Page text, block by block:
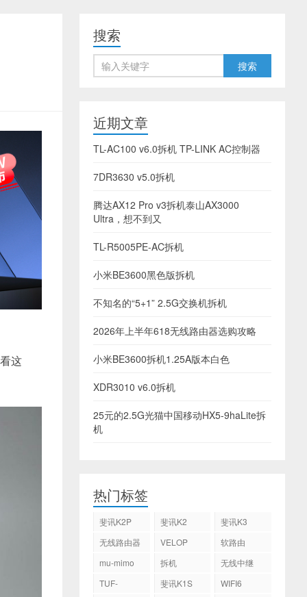
这
搜索
近期文章
TL-AC100 v6.0拆机 TP-LINK AC控制器
7DR3630 v5.0拆机
腾达AX12 Pro v3拆机泰山AX3000
Ultra，想不到又
TL-R5005PE-AC拆机
小米BE3600黑色版拆机
不知名的“5+1” 2.5G交换机拆机
2026年上半年618无线路由器选购攻略
小米BE3600拆机1.25A版本白色
XDR3010 v6.0拆机
25元的2.5G光猫中国移动HX5-9haLite拆
机
热门标签
斐讯K2P 斐讯K2
斐讯K3
无线路由器
VELOP
软路由
mu-mimo
拆机
无线中继
TUF-
斐讯K1S
WIFI6